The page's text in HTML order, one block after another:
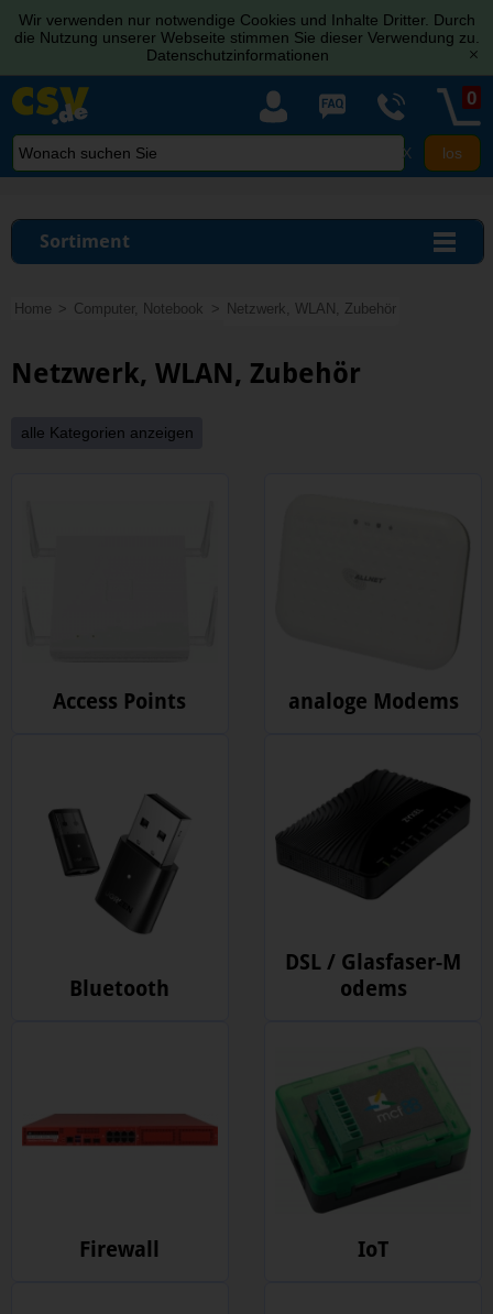
Wir verwenden nur notwendige Cookies und Inhalte Dritter. Durch
die Nutzung unserer Webseite stimmen Sie dieser Verwendung zu.
Datenschutzinformationen
[x]
X
0
Sortiment
Home Computer, Notebook Netzwerk, WLAN, Zubehör
Netzwerk, WLAN, Zubehör
alle Kategorien anzeigen
Access Points analoge Modems
Bluetooth
DSL / Glasfaser-M
odems
Firewall IoT